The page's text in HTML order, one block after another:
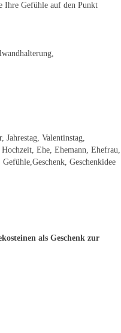
Ihre Gefühle auf den Punkt
Jahrestag, Valentinstag,
Ehe, Ehemann, Ehefrau,
Geschenkidee
als Geschenk zur